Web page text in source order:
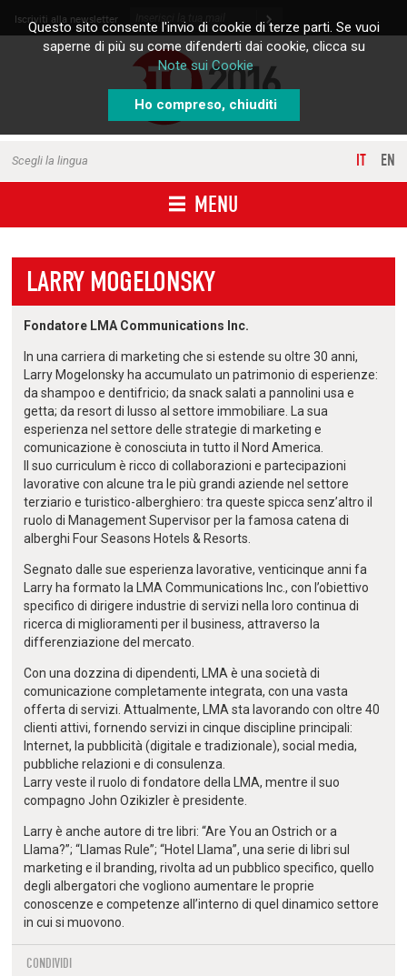
Skip to content
Iscriviti alla newsletter
MENU
Scegli la lingua IT EN
LARRY MOGELONSKY
Fondatore LMA Communications Inc.
In una carriera di marketing che si estende su oltre 30 anni,
Larry Mogelonsky ha accumulato un patrimonio di esperienze:
da shampoo e dentifricio; da snack salati a pannolini usa e
getta; da resort di lusso al settore immobiliare. La sua
esperienza nel settore delle strategie di marketing e
comunicazione è conosciuta in tutto il Nord America.
Il suo curriculum è ricco di collaborazioni e partecipazioni
lavorative con alcune tra le più grandi aziende nel settore
terziario e turistico-alberghiero: tra queste spicca senz’altro il
ruolo di Management Supervisor per la famosa catena di
alberghi Four Seasons Hotels & Resorts.
Segnato dalle sue esperienza lavorative, venticinque anni fa
Larry ha formato la LMA Communications Inc., con l’obiettivo
specifico di dirigere industrie di servizi nella loro continua di
ricerca di miglioramenti per il business, attraverso la
differenziazione del mercato.
Con una dozzina di dipendenti, LMA è una società di
comunicazione completamente integrata, con una vasta
offerta di servizi. Attualmente, LMA sta lavorando con oltre 40
clienti attivi, fornendo servizi in cinque discipline principali:
Internet, la pubblicità (digitale e tradizionale), social media,
pubbliche relazioni e di consulenza.
Larry veste il ruolo di fondatore della LMA, mentre il suo
compagno John Ozikizler è presidente.
Larry è anche autore di tre libri: “Are You an Ostrich or a
Llama?”; “Llamas Rule”; “Hotel Llama”, una serie di libri sul
marketing e il branding, rivolta ad un pubblico specifico, quello
degli albergatori che vogliono aumentare le proprie
conoscenze e competenze all’interno di quel dinamico settore
in cui si muovono.
CONDIVIDI
Questo sito consente l'invio di cookie di terze parti. Se vuoi
saperne di più su come difenderti dai cookie, clicca su
Note sui Cookie
Ho compreso, chiuditi